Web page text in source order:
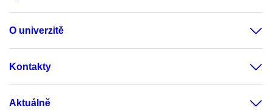
O univerzitě
Kontakty
Aktuálně